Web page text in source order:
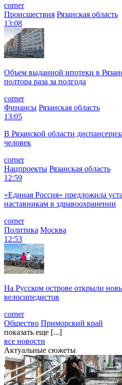
corner
Происшествия Рязанская область
13:08
Объем выданной ипотеки в
полтора раза за полгода
corner
Финансы Рязанская область
13:05
В Рязанской области
человек
corner
Нацпроекты Рязанская область
12:59
«Единая Россия» предложила
наставникам в здравоохранении
corner
Политика Москва
12:53
На Русском острове открыли
велосипедистов
corner
Общество Приморский край
показать еще [...]
все новости
Актуальные сюжеты